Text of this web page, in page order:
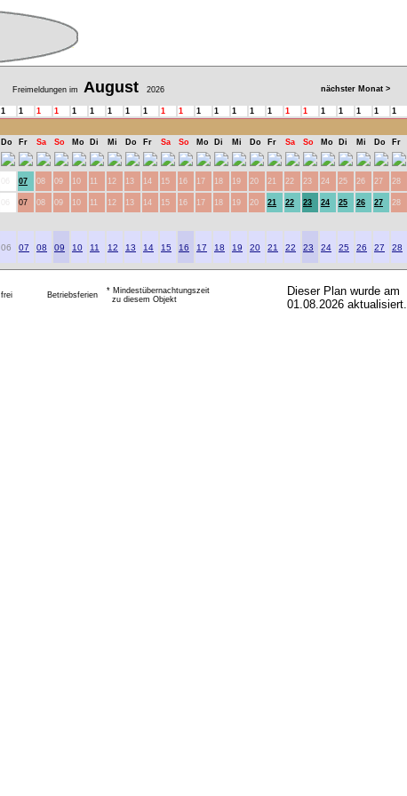
Freimeldungen im August 2026 nächster Monat >
1 1 1 1 1 1 1 1 1 1 1 1 1 1 1 1 1 1 1 1 1 1 1
Do Fr Sa So Mo Di Mi Do Fr Sa So Mo Di Mi Do Fr Sa So Mo Di Mi Do Fr
07 08 09 10 11 12 13 14 15 16 17 18 19 20 21 22 23 24 25 26 27 28
07 08 09 10 11 12 13 14 15 16 17 18 19 20 21 22 23 24 25 26 27 28
06 07 08 09 10 11 12 13 14 15 16 17 18 19 20 21 22 23 24 25 26 27 28
frei Betriebsferien
* Mindestübernachtungszeit
zu diesem Objekt
Dieser Plan wurde am
01.08.2026 aktualisiert.